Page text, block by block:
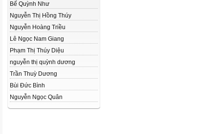
Bế Quỳnh Như
Nguyễn Thị Hồng Thúy
Nguyễn Hoàng Triều
Lê Ngọc Nam Giang
Phạm Thị Thúy Diệu
nguyễn thị quỳnh dương
Trần Thuỳ Dương
Bùi Đức Bình
Nguyễn Ngọc Quân